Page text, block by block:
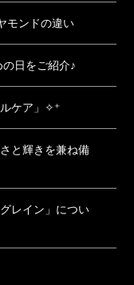
モンドの違い
の日をご紹介♪
ケア」✧⁺
と輝きを兼ね備
レイン」につい